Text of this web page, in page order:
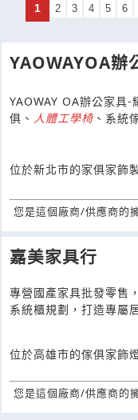
1 2 3 4 5 6
YAOWAYOA辦
YAOWAY OA辦公家具-
俱、 人體工學椅、系統
位於新北市的家俱家飾
您是這個廠商/供應商的
嘉美家具行
專營國產家具批發零售
系統櫃規劃，打造專屬
位於高雄市的傢俱家飾
您是這個廠商/供應商的